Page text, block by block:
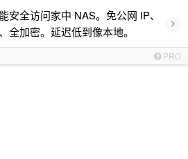
安全访问家中 NAS。免公网 IP、
全加密。延迟低到像本地。
›
PRO